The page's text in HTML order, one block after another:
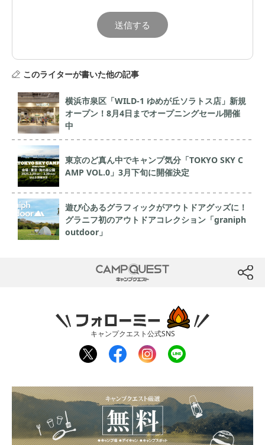
このライターが書いた他の記事
横浜市泉区「WILD-1 ゆめが丘ソラトス店」新規
オープン！8月4日までオープニングセール開催
中
東京のど真ん中でキャンプ気分「TOKYO SKY C
AMP VOL.0」3月下旬に開催決定
遊び心あるグラフィックがアウトドアグッズに！
グラニフ初のアウトドアコレクション「graniph
outdoor」
btn
CAMP QUEST
フォローミー
キャンプクエスト公式SNS
twit
ter
fac
ebo
inst
agr
line